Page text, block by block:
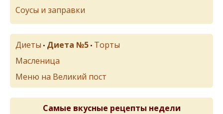
Соусы и заправки
Диеты • Диета №5 • Торты
Масленица
Меню на Великий пост
Самые вкусные рецепты недели